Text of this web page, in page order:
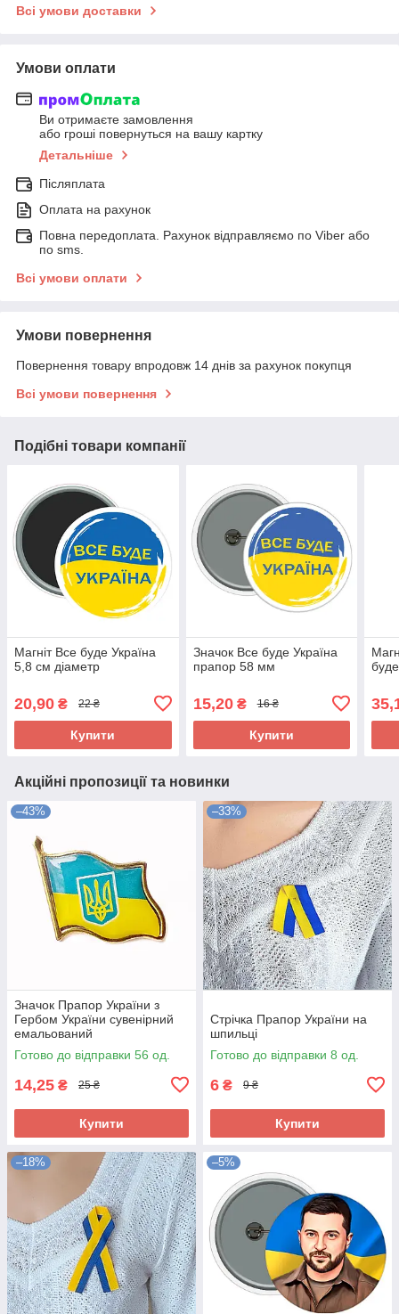
Всі умови доставки
Умови оплати
Ви отримаєте замовлення
або гроші повернуться на вашу картку
Детальніше
Післяплата
Оплата на рахунок
Повна передоплата. Рахунок відправляємо по Viber або
по sms.
Всі умови оплати
Умови повернення
Повернення товару впродовж 14 днів за рахунок покупця
Всі умови повернення
Подібні товари компанії
Магніт Все буде Україна
5,8 см діаметр
20,90 ₴ 22 ₴
Купити
Значок Все буде Україна
прапор 58 мм
15,20₴ 16 ₴
Купити
Акційні пропозиції та новинки
–43%
Значок Прапор України з
Гербом України сувенірний
емальований
Готово до відправки 56 од.
14,25 ₴ 25 ₴
Купити
–33%
Стрічка Прапор України на
шпильці
Готово до відправки 8 од.
6 ₴ 9 ₴
Купити
–18% –5%